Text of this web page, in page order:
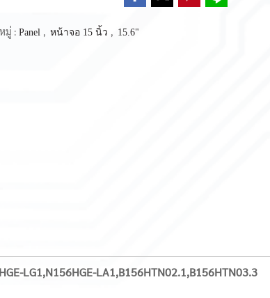
มู่ : Panel หน้าจอ 15 นิ้ว 15.6"
LG1,N156HGE-LA1,B156HTN02.1,B156HTN03.3